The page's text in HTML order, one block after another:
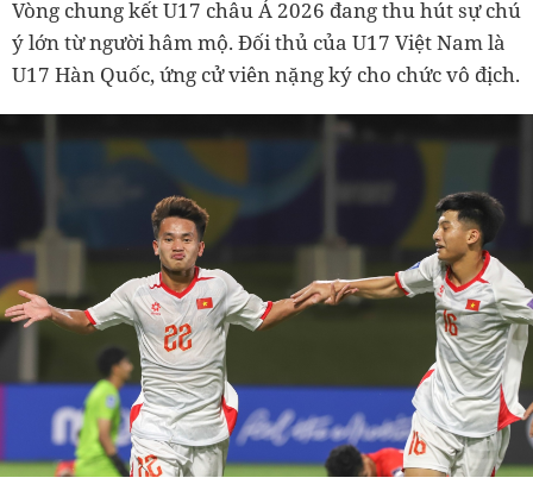
Vòng chung kết U17 châu Á 2026 đang thu hút sự chú
ý lớn từ người hâm mộ. Đối thủ của U17 Việt Nam là
U17 Hàn Quốc, ứng cử viên nặng ký cho chức vô địch.